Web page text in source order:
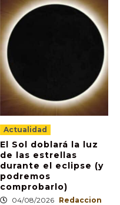
Actualidad
El Sol doblará la luz
de las estrellas
durante el eclipse (y
podremos
comprobarlo)
04/08/2026 Redaccion